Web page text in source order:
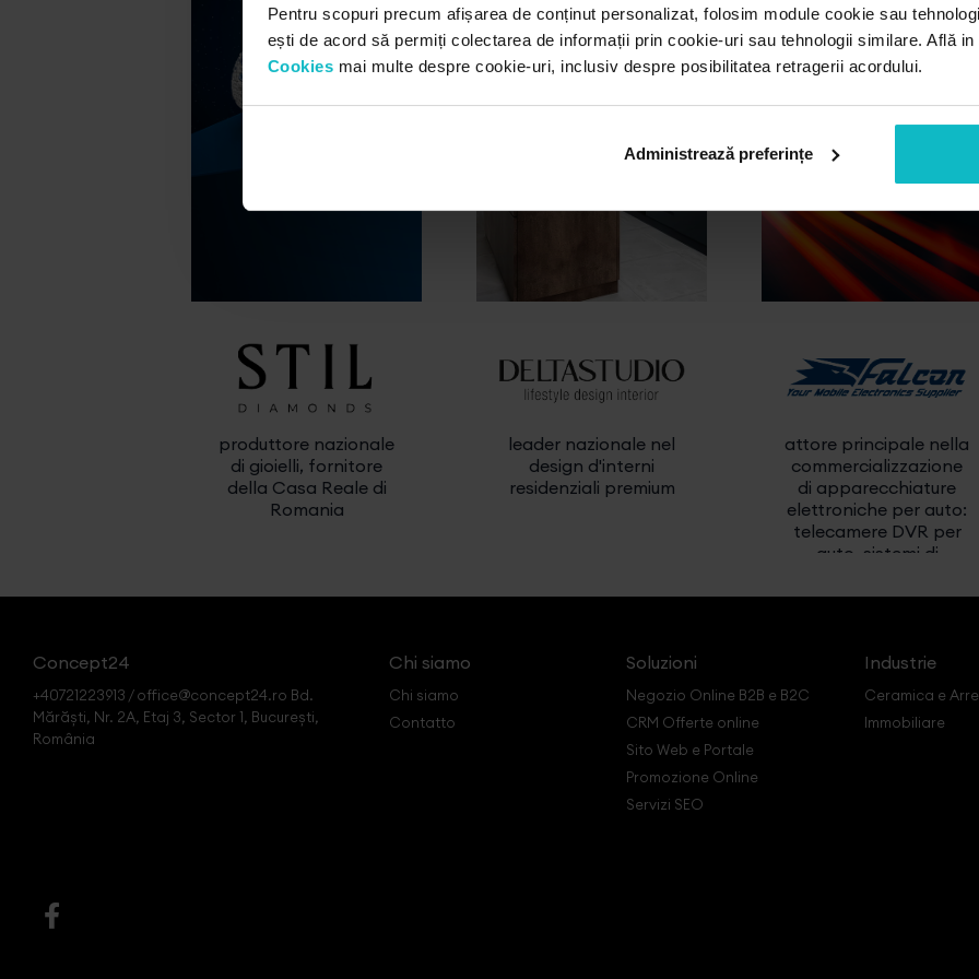
Pentru scopuri precum afișarea de conținut personalizat, folosim module cookie sau
ești de acord să permiți colectarea de informații prin cookie-uri sau tehnologii similare. Află
Cookies mai multe despre cookie-uri, inclusiv despre posibilitatea retragerii acordului.
Administrează preferințe
produttore nazionale
di gioielli, fornitore
della Casa Reale di
Romania
leader nazionale nel
design d'interni
residenziali premium
attore principale nella
commercializzazione
di apparecchiature
elettroniche per auto:
telecamere DVR per
auto, sistemi di
Concept24
+40721223913 / office@concept24.ro Bd.
Mărăști, Nr. 2A, Etaj 3, Sector 1, București,
România
Chi siamo
Chi siamo
Contatto
Soluzioni
Negozio Online B2B e B2C
CRM Offerte online
Sito Web e Portale
Promozione Online
Servizi SEO
Industrie
Ceramica e
Immobiliare